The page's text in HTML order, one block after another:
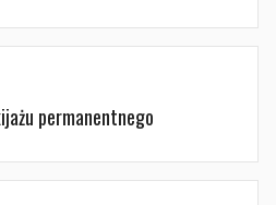
permanentnego